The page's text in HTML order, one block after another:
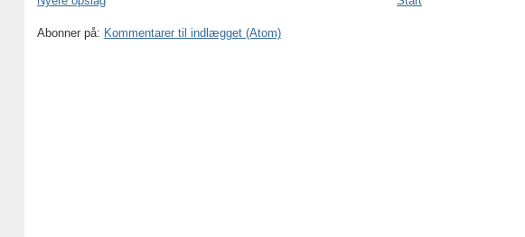
Abonner på: Kommentarer til indlægget (Atom)